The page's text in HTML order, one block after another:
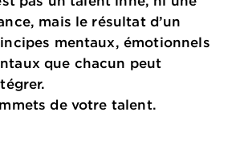
mais le résultat d’un
mentaux, émotionnels
que chacun peut
de votre talent.